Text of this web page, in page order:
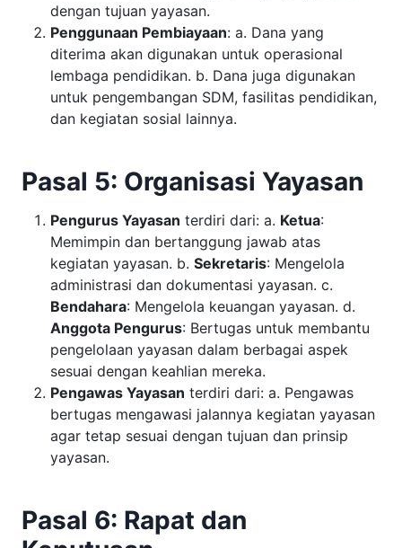
dengan tujuan yayasan.
Penggunaan Pembiayaan: a. Dana yang
diterima akan digunakan untuk operasional
lembaga pendidikan. b. Dana juga digunakan
untuk pengembangan SDM, fasilitas pendidikan,
dan kegiatan sosial lainnya.
Pasal 5: Organisasi Yayasan
Pengurus Yayasan terdiri dari: a. Ketua:
Memimpin dan bertanggung jawab atas
kegiatan yayasan. b. Sekretaris: Mengelola
administrasi dan dokumentasi yayasan. c.
Bendahara: Mengelola keuangan yayasan. d.
Anggota Pengurus: Bertugas untuk membantu
pengelolaan yayasan dalam berbagai aspek
sesuai dengan keahlian mereka.
Pengawas Yayasan terdiri dari: a. Pengawas
bertugas mengawasi jalannya kegiatan yayasan
agar tetap sesuai dengan tujuan dan prinsip
yayasan.
Pasal 6: Rapat dan